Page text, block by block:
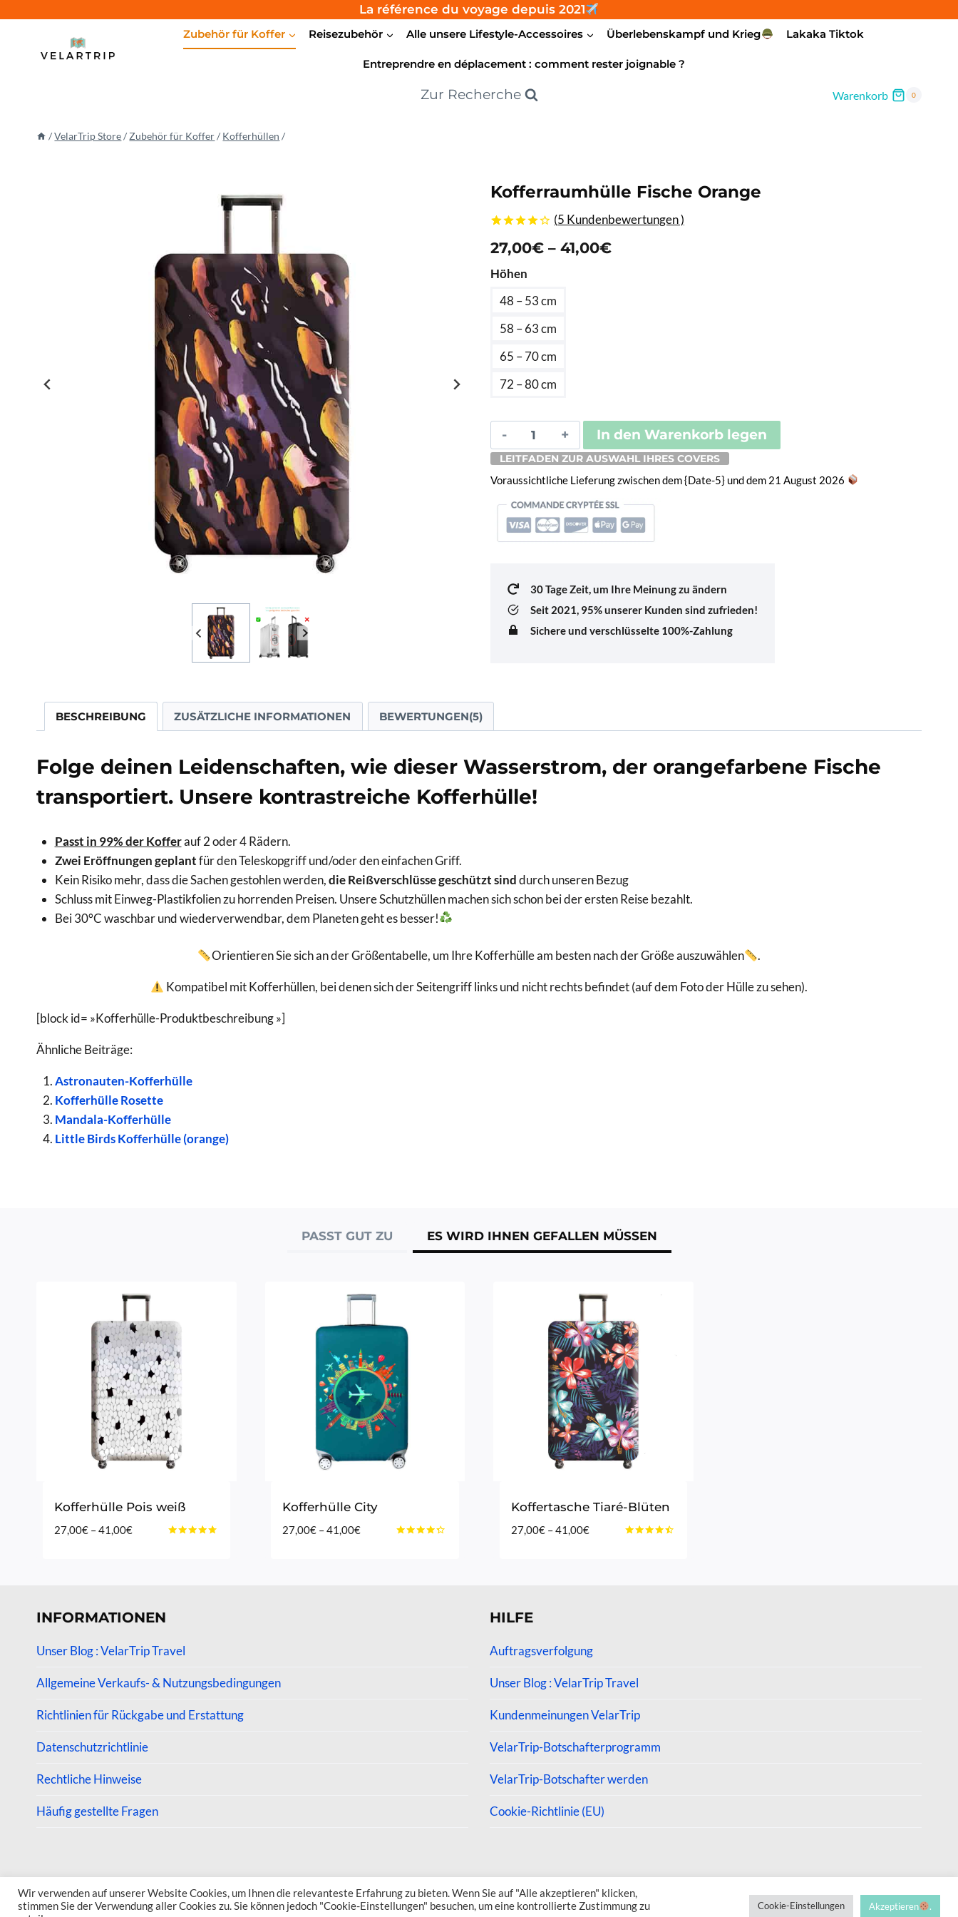
La référence du voyage depuis 2021
Zubehör für Koffer Reisezubehör Alle unsere Lifestyle-Accessoires Überlebenskampf und Krieg Lakaka Tiktok
Entreprendre en déplacement : comment rester joignable ?
Zur Recherche Warenkorb 0
/ VelarTrip Store / Zubehör für Koffer / Kofferhüllen /
Kofferraumhülle Fische Orange
basierend
Kundenbewertungen
(5 Kundenbewertungen )
27,00€ – 41,00€Preisspanne:
Höhen
48 – 53 cm
58 – 63 cm
65 – 70 cm
72 – 80 cm
Housse
de
valise
Poissons
Orange
Menge
In den Warenkorb legen
LEITFADEN ZUR AUSWAHL IHRES COVERS
Voraussichtliche Lieferung zwischen dem {Date-5} und dem 21 August 2026
30 Tage Zeit, um Ihre Meinung zu ändern
Seit 2021, 95% unserer Kunden sind zufrieden!
Sichere und verschlüsselte 100%-Zahlung
BESCHREIBUNG ZUSÄTZLICHE INFORMATIONEN BEWERTUNGEN(5)
Folge deinen Leidenschaften, wie dieser Wasserstrom, der orangefarbene Fische
transportiert. Unsere kontrastreiche Kofferhülle!
Passt in 99% der Kofferauf 2 oder 4 Rädern.
Zwei Eröffnungen geplantfür den Teleskopgriff und/oder den einfachen Griff.
Kein Risiko mehr, dass die Sachen gestohlen werden,die Reißverschlüsse geschützt sinddurch unseren Bezug
Schluss mit Einweg-Plastikfolien zu horrenden Preisen. Unsere Schutzhüllen machen sich schon bei der ersten Reise bezahlt.
Bei 30°C waschbar und wiederverwendbar, dem Planeten geht es besser!
Orientieren Sie sich an der Größentabelle, um Ihre Kofferhülle am besten nach der Größe auszuwählen .
Kompatibel mit Kofferhüllen, bei denen sich der Seitengriff links und nicht rechts befindet (auf dem Foto der Hülle zu sehen).
[block id= »Kofferhülle-Produktbeschreibung »]
Ähnliche Beiträge:
Astronauten-Kofferhülle
Kofferhülle Rosette
Mandala-Kofferhülle
Little Birds Kofferhülle (orange)
PASST GUT ZU ES WIRD IHNEN GEFALLEN MÜSSEN
Kofferhülle Pois weiß
27,00€ –41,00€Preisspanne:
Kofferhülle City
27,00€ –41,00€Preisspanne:
Koffertasche Tiaré-Blüten
27,00€ –41,00€Preisspanne:
INFORMATIONEN
Unser Blog : VelarTrip Travel
Allgemeine Verkaufs- & Nutzungsbedingungen
Richtlinien für Rückgabe und Erstattung
Datenschutzrichtlinie
Rechtliche Hinweise
Häufig gestellte Fragen
HILFE
Auftragsverfolgung
Unser Blog : VelarTrip Travel
Kundenmeinungen VelarTrip
VelarTrip-Botschafterprogramm
VelarTrip-Botschafter werden
Cookie-Richtlinie (EU)
© 2026 VelarTrip
Wir verwenden auf unserer Website Cookies, um Ihnen die relevanteste Erfahrung zu bieten. Wenn Sie auf "Alle akzeptieren" klicken,
stimmen Sie der Verwendung aller Cookies zu. Sie können jedoch "Cookie-Einstellungen" besuchen, um eine kontrollierte Zustimmung zu
Cookie-Einstellungen Akzeptieren .